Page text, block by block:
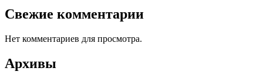
Свежие комментарии
Нет комментариев для просмотра.
Архивы